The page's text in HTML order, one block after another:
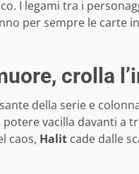
I legami tra i
per sempre le carte
crolla
della serie e
vacilla davanti a
caos, Halit cade dalle